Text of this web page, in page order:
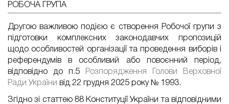
РОБОЧА ГРУПА
Другою важливою подією є створення Робочої групи з
підготовки комплексних законодавчих пропозицій
щодо особливостей організації та проведення виборів і
референдумів в особливий або повоєнний період,
відповідно до п.5
Розпорядження Голови Верховної
Ради України від 22 грудня 2025 року № 1993.
Згідно зі статтею 88 Конституції України та відповідними